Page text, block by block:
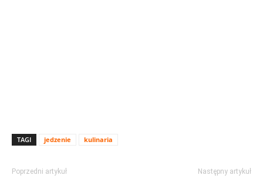
TAGI jedzenie kulinaria
Poprzedni artykuł Następny artykuł